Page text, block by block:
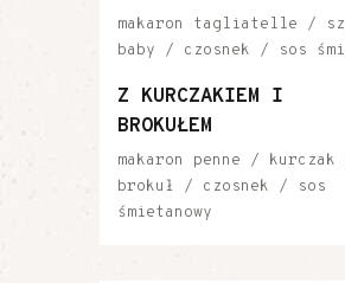
makaron tagliatelle /
baby / czosnek / sos
Z KURCZAKIEM I
BROKUŁEM
makaron penne /
brokuł / czosnek / sos
śmietanowy